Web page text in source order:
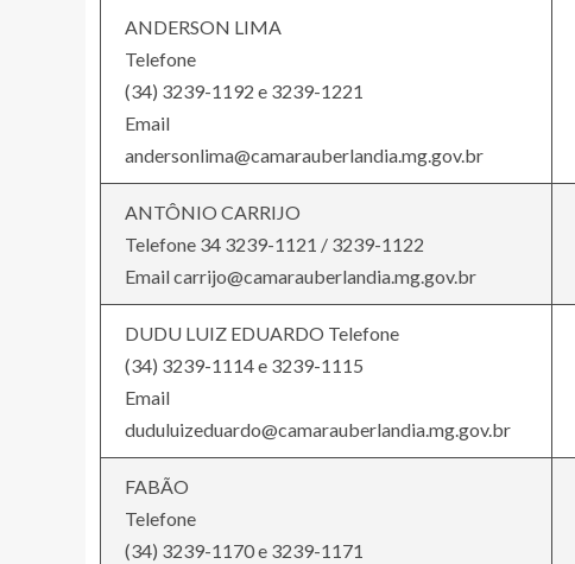
ANDERSON LIMA
Telefone
(34) 3239-1192 e 3239-1221
Email
andersonlima@camarauberlandia.mg.gov.br
ANTÔNIO CARRIJO
Telefone 34 3239-1121 / 3239-1122
Email carrijo@camarauberlandia.mg.gov.br
DUDU LUIZ EDUARDO Telefone
(34) 3239-1114 e 3239-1115
Email
duduluizeduardo@camarauberlandia.mg.gov.br
FABÃO
Telefone
(34) 3239-1170 e 3239-1171